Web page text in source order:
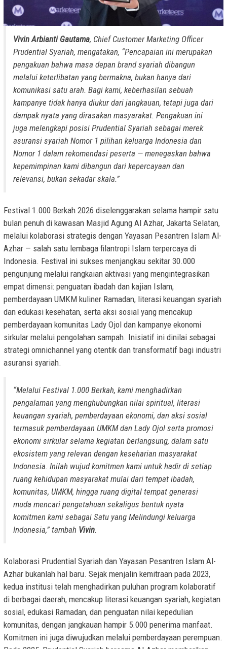
Vivin Arbianti Gautama, Chief Customer Marketing Officer
Prudential Syariah, mengatakan, “Pencapaian ini merupakan
pengakuan bahwa masa depan brand syariah dibangun
melalui keterlibatan yang bermakna, bukan hanya dari
komunikasi satu arah. Bagi kami, keberhasilan sebuah
kampanye tidak hanya diukur dari jangkauan, tetapi juga dari
dampak nyata yang dirasakan masyarakat. Pengakuan ini
juga melengkapi posisi Prudential Syariah sebagai merek
asuransi syariah Nomor 1 pilihan keluarga Indonesia dan
Nomor 1 dalam rekomendasi peserta — menegaskan bahwa
kepemimpinan kami dibangun dari kepercayaan dan
relevansi, bukan sekadar skala.”
Festival 1.000 Berkah 2026 diselenggarakan selama hampir satu
bulan penuh di kawasan Masjid Agung Al Azhar, Jakarta Selatan,
melalui kolaborasi strategis dengan Yayasan Pesantren Islam Al-
Azhar — salah satu lembaga filantropi Islam terpercaya di
Indonesia. Festival ini sukses menjangkau sekitar 30.000
pengunjung melalui rangkaian aktivasi yang mengintegrasikan
empat dimensi: penguatan ibadah dan kajian Islam,
pemberdayaan UMKM kuliner Ramadan, literasi keuangan syariah
dan edukasi kesehatan, serta aksi sosial yang mencakup
pemberdayaan komunitas Lady Ojol dan kampanye ekonomi
sirkular melalui pengolahan sampah. Inisiatif ini dinilai sebagai
strategi omnichannel yang otentik dan transformatif bagi industri
asuransi syariah.
“Melalui Festival 1.000 Berkah, kami menghadirkan
pengalaman yang menghubungkan nilai spiritual, literasi
keuangan syariah, pemberdayaan ekonomi, dan aksi sosial
termasuk pemberdayaan UMKM dan Lady Ojol serta promosi
ekonomi sirkular selama kegiatan berlangsung, dalam satu
ekosistem yang relevan dengan keseharian masyarakat
Indonesia. Inilah wujud komitmen kami untuk hadir di setiap
ruang kehidupan masyarakat mulai dari tempat ibadah,
komunitas, UMKM, hingga ruang digital tempat generasi
muda mencari pengetahuan sekaligus bentuk nyata
komitmen kami sebagai Satu yang Melindungi keluarga
Indonesia,” tambah Vivin.
Kolaborasi Prudential Syariah dan Yayasan Pesantren Islam Al-
Azhar bukanlah hal baru. Sejak menjalin kemitraan pada 2023,
kedua institusi telah menghadirkan puluhan program kolaboratif
di berbagai daerah, mencakup literasi keuangan syariah, kegiatan
sosial, edukasi Ramadan, dan penguatan nilai kepedulian
komunitas, dengan jangkauan hampir 5.000 penerima manfaat.
Komitmen ini juga diwujudkan melalui pemberdayaan perempuan.